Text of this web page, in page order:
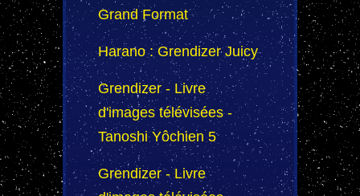
Grand Format
Harano : Grendizer Juicy
Grendizer - Livre
d'images télévisées -
Tanoshi Yôchien 5
Grendizer - Livre